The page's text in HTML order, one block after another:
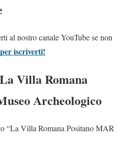
al nostro canale YouTube se non
iscriverti!
Villa Romana
Archeologico
“La Villa Romana Positano MAR